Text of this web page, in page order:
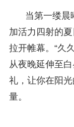
当第一缕晨
加活力四射的
拉开帷幕。“久
从夜晚延伸至
礼，让你在阳
量。